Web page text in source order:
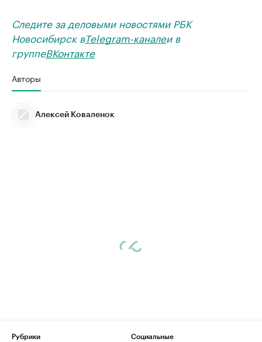
Следите за деловыми новостями РБК
Новосибирск вTelegram-каналеи в
группеВКонтакте
Авторы
Алексей Коваленок
Рубрики
Социальные